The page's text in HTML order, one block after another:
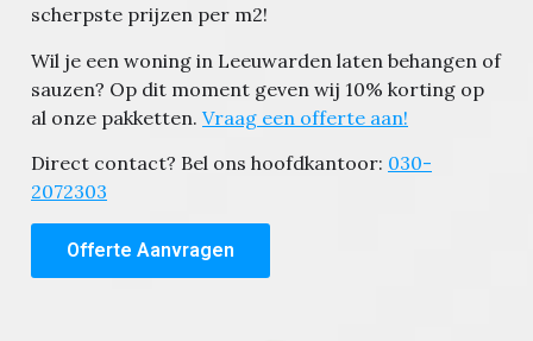
scherpste prijzen per m2!
Wil je een woning in Leeuwarden laten behangen of
sauzen? Op dit moment geven wij 10% korting op
al onze pakketten. Vraag een offerte aan!
Direct contact? Bel ons hoofdkantoor: 030-
2072303
Offerte Aanvragen